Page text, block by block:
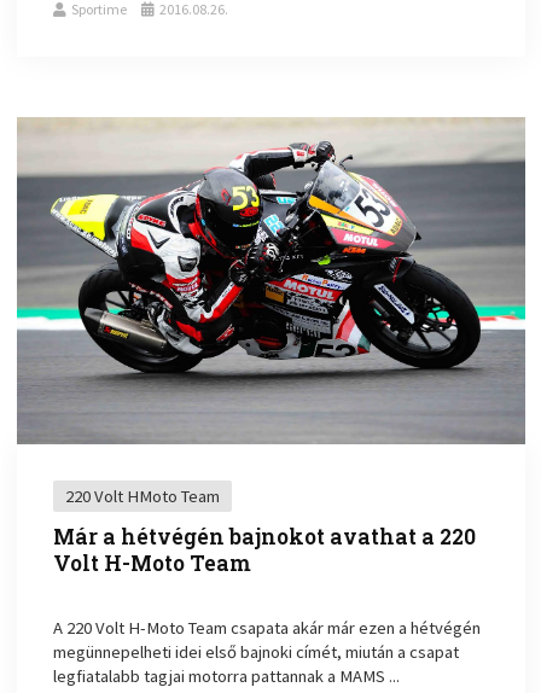
Sportime 2016.08.26.
220 Volt HMoto Team
Már a hétvégén bajnokot avathat a 220
Volt H-Moto Team
A 220 Volt H-Moto Team csapata akár már ezen a hétvégén
megünnepelheti idei első bajnoki címét, miután a csapat
legfiatalabb tagjai motorra pattannak a MAMS ...